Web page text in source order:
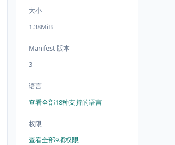
大小
1.38MiB
Manifest 版本
3
语言
查看全部18种支持的语言
权限
查看全部9项权限